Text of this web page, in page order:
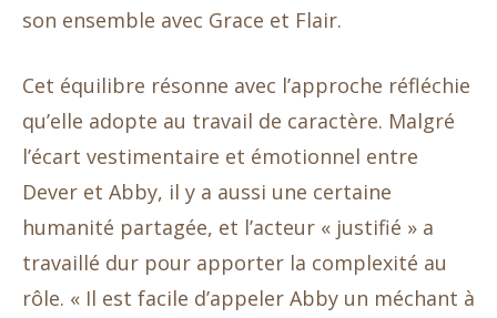
son ensemble avec Grace et Flair.
Cet équilibre résonne avec l’approche réfléchie
qu’elle adopte au travail de caractère. Malgré
l’écart vestimentaire et émotionnel entre
Dever et Abby, il y a aussi une certaine
humanité partagée, et l’acteur « justifié » a
travaillé dur pour apporter la complexité au
rôle. « Il est facile d’appeler Abby un méchant à